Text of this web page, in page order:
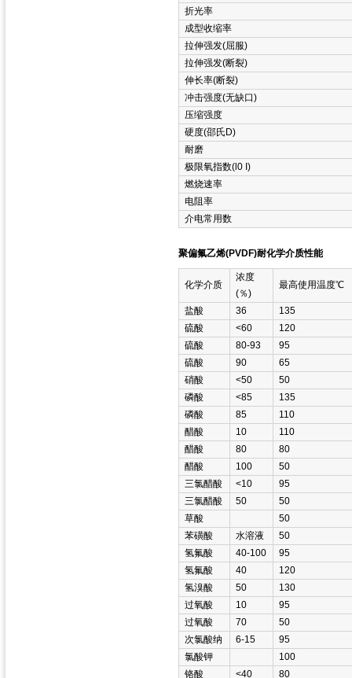
折光率
成型收缩率
拉伸强发(屈服)
拉伸强发(断裂)
伸长率(断裂)
冲击强度(无缺口)
压缩强度
硬度(邵氏D)
耐磨
极限氧指数(l0 I)
燃烧速率
电阻率
介电常用数
聚偏氟乙烯(PVDF)耐化学介质性能
化学介质
浓度
(％)
最高使用温度℃
盐酸 36
135
硫酸
<60
120
硫酸
80-93
95
硫酸
90
65
硝酸
<50
50
磷酸
<85
135
磷酸
85
110
醋酸
10
110
醋酸
80
80
醋酸
100
50
三氯醋酸
<10
95
三氯醋酸
50
50
草酸
50
苯磺酸
水溶液
50
氢氟酸
40-100
95
氢氟酸
40
120
氢溴酸
50
130
过氧酸
10
95
过氧酸
70
50
次氯酸纳
6-15
95
氯酸钾
100
铬酸
<40 80